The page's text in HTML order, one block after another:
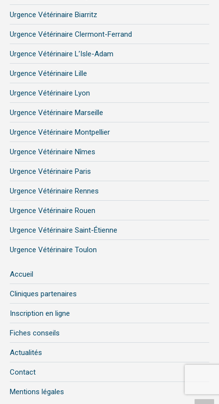
new
window
new new
Urgence Vétérinaire Biarritz
Urgence Vétérinaire Clermont-Ferrand
Urgence Vétérinaire L’Isle-Adam
Urgence Vétérinaire Lille
Urgence Vétérinaire Lyon
Urgence Vétérinaire Marseille
Urgence Vétérinaire Montpellier
Urgence Vétérinaire Nîmes
Urgence Vétérinaire Paris
Urgence Vétérinaire Rennes
Urgence Vétérinaire Rouen
Urgence Vétérinaire Saint-Étienne
Urgence Vétérinaire Toulon
Accueil
Cliniques partenaires
Inscription en ligne
Fiches conseils
Actualités
Contact
Mentions légales